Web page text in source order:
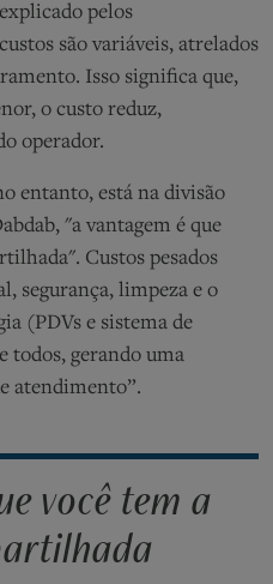
pelos
custos são variáveis, atrelados
Isso significa que,
o custo reduz,
operador.
entanto, está na divisão
, "a vantagem é que
Custos pesados
segurança, limpeza e o
(PDVs e sistema de
todos, gerando uma
atendimento”.
você tem a